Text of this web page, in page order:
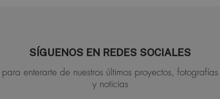
SÍGUENOS EN REDES SOCIALES
para enterarte de nuestros últimos proyectos, fotografías
y noticias